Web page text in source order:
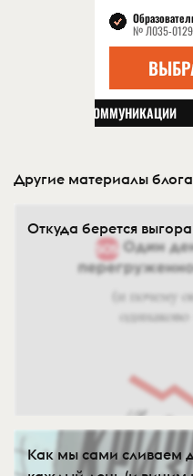
Другие материалы блога
Откуда берется
Как мы сами сливаем